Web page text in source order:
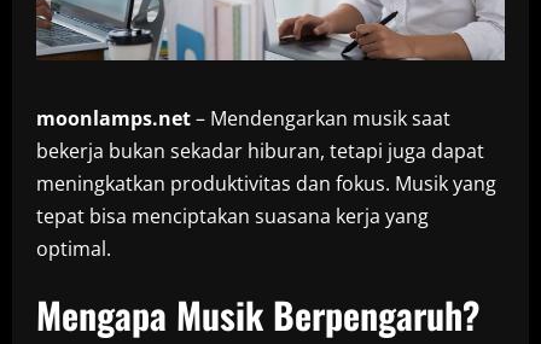
moonlamps.net– Mendengarkan musik saat
bekerja bukan sekadar hiburan, tetapi juga dapat
meningkatkan produktivitas dan fokus. Musik yang
tepat bisa menciptakan suasana kerja yang
optimal.
Mengapa Musik Berpengaruh?